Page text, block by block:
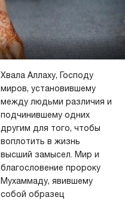
Хвала Аллаху, Господу
миров, установившему
между людьми различия и
подчинившему одних
другим для того, чтобы
воплотить в жизнь
высший замысел. Мир и
благословение пророку
Мухаммаду, явившему
собой образец